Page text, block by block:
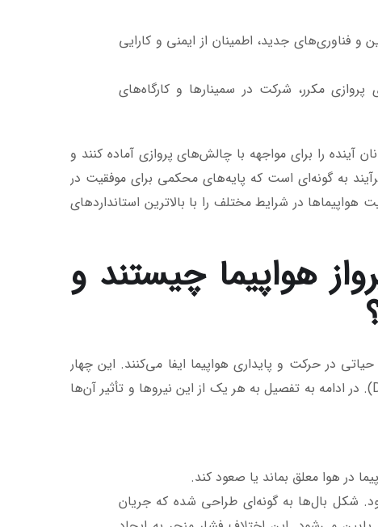
و فناوری‌های جدید، اطمینان از ایمنی و کارایی
مکرر، شرکت در سمینارها و کارگاه‌های
آینده را برای مواجهه با چالش‌های پروازی آماده کنند و
به گونه‌ای است که پایه‌های محکمی برای موفقیت در
در شرایط مختلف را با بالاترین استانداردهای
هواپیما چیستند و
در حرکت و پایداری هواپیما ایفا می‌کنند. این چهار
نیرو عبارتند از: بالابر (Lift)، رانش (Thrust)، جاذبه (Weight) و درافت (Drag). در ادامه به تفصیل به هر یک از این نیروها و تأثیر آن‌ها
در هوا معلق بماند یا صعود کند.
شکل بال‌ها به گونه‌ای طراحی شده که جریان